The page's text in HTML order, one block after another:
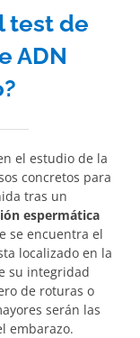
test de
ADN
el estudio de la
concretos para
tras un
espermática
se encuentra el
localizado en la
su integridad
de roturas o
serán las
embarazo.